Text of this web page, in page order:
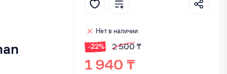
Нет в наличии
-22%
2 500 ₸
1 940 ₸